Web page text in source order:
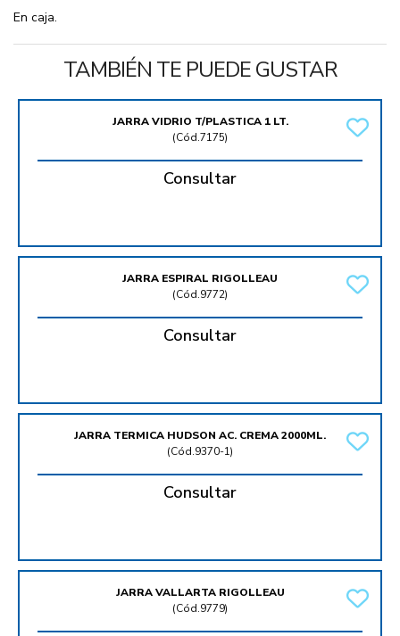
En caja.
TAMBIÉN TE PUEDE GUSTAR
JARRA VIDRIO T/PLASTICA 1 LT.
(Cód.7175)
Consultar
JARRA ESPIRAL RIGOLLEAU
(Cód.9772)
Consultar
JARRA TERMICA HUDSON AC. CREMA 2000ML.
(Cód.9370-1)
Consultar
JARRA VALLARTA RIGOLLEAU
(Cód.9779)